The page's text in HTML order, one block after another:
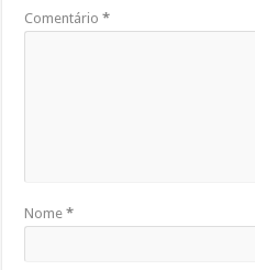
Comentário*
Nome*